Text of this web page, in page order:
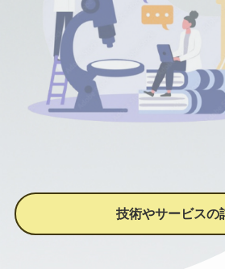
技術やサービスの